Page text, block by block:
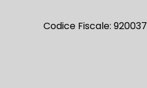
Codice Fiscale: